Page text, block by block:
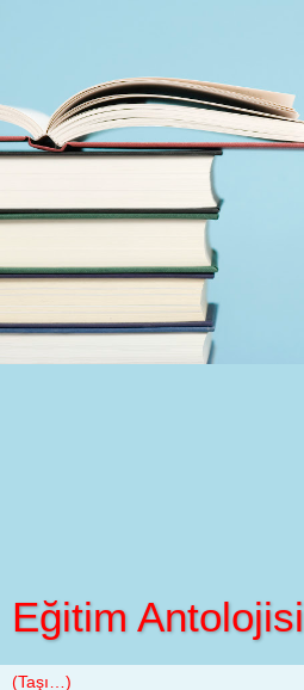
Eğitim Antolojisi